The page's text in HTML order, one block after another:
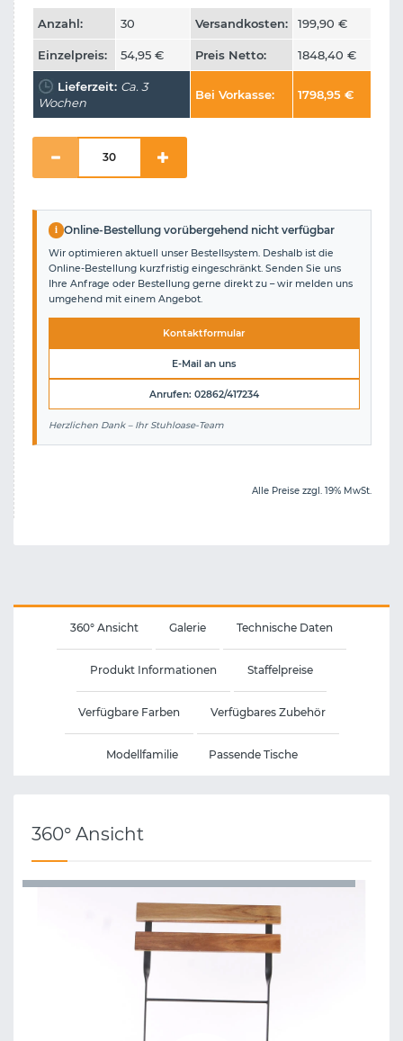
Anzahl: 30 Versandkosten: 199,90 €
Einzelpreis: 54,95 € Preis Netto: 1848,40 €
Lieferzeit: Ca. 3
Wochen
Bei Vorkasse: 1798,95 €
i Online-Bestellung vorübergehend nicht verfügbar
Wir optimieren aktuell unser Bestellsystem. Deshalb ist die
Online-Bestellung kurzfristig eingeschränkt. Senden Sie uns
Ihre Anfrage oder Bestellung gerne direkt zu – wir melden uns
umgehend mit einem Angebot.
Kontaktformular
E-Mail an uns
Anrufen: 02862/417234
Herzlichen Dank – Ihr Stuhloase-Team
Alle Preise zzgl. 19% MwSt.
360° Ansicht Galerie Technische Daten
Produkt Informationen Staffelpreise
Verfügbare Farben Verfügbares Zubehör
Modellfamilie Passende Tische
360° Ansicht